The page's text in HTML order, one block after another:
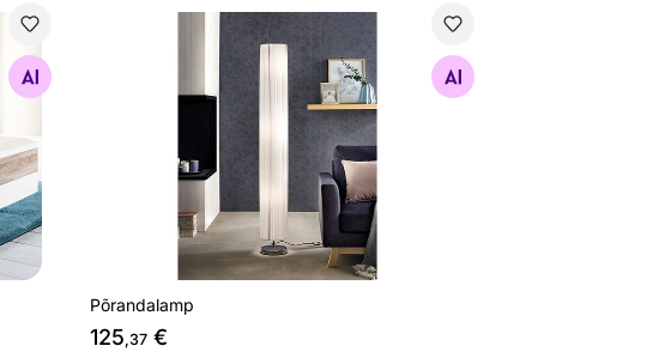
Otsi sarnaseid
Põrandalamp
125,37€